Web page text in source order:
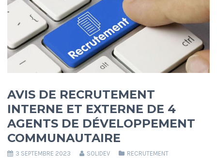
AVIS DE RECRUTEMENT
INTERNE ET EXTERNE DE 4
AGENTS DE DÉVELOPPEMENT
COMMUNAUTAIRE
3 SEPTEMBRE 2023 SOLIDEV RECRUTEMENT